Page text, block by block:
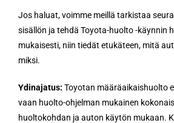
Jos haluat, voimme meillä tarkistaa
sisällön ja tehdä Toyota-huolto -käynnin
mukaisesti, niin tiedät etukäteen, mitä
miksi.
Ydinajatus: Toyotan määräaikaishuolto
vaan huolto-ohjelman mukainen
huoltokohdan ja auton käytön mukaan.